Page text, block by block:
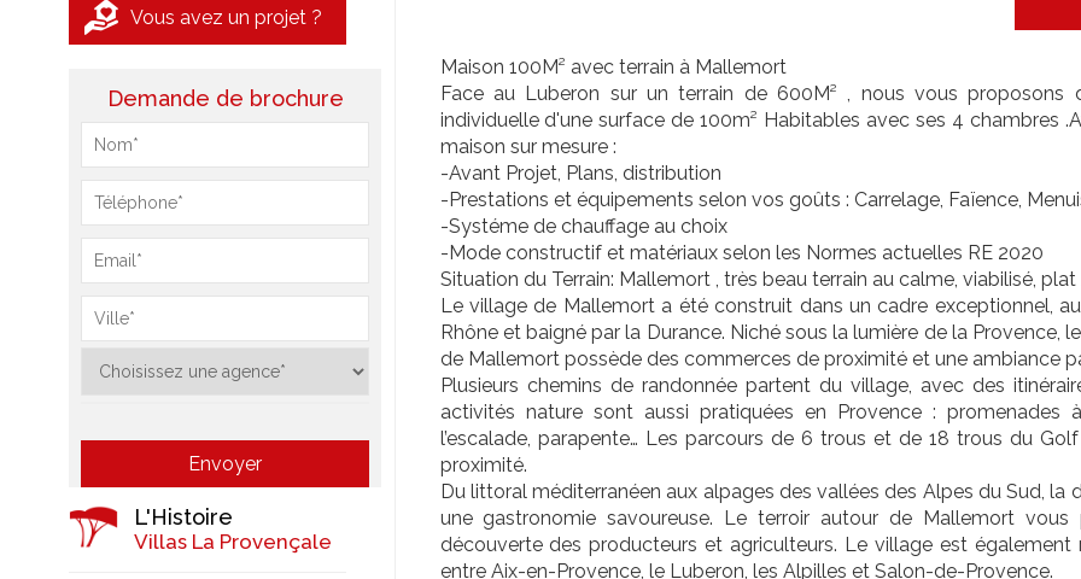
Maison 100M² avec terrain à Mallemort
Face au Luberon sur un terrain de 600M² , nous vous
individuelle d'une surface de 100m² Habitables avec ses 4 chambres
maison sur mesure :
-Avant Projet, Plans, distribution
-Prestations et équipements selon vos goûts : Carrelage, Faïence,
-Systéme de chauffage au choix
-Mode constructif et matériaux selon les Normes actuelles RE 2020
Situation du Terrain: Mallemort , très beau terrain au calme, viabilisé,
Le village de Mallemort a été construit dans un cadre exceptionnel,
Rhône et baigné par la Durance. Niché sous la lumière de la
de Mallemort possède des commerces de proximité et une ambiance
Plusieurs chemins de randonnée partent du village, avec des
activités nature sont aussi pratiquées en Provence : promenades
l’escalade, parapente… Les parcours de 6 trous et de 18 trous du
proximité.
Du littoral méditerranéen aux alpages des vallées des Alpes du Sud,
une gastronomie savoureuse. Le terroir autour de Mallemort
découverte des producteurs et agriculteurs. Le village est
entre Aix-en-Provence, le Luberon, les Alpilles et Salon-de-Provence.
Vous avez un projet ?
Demande de brochure
L'Histoire
Villas La Provençale